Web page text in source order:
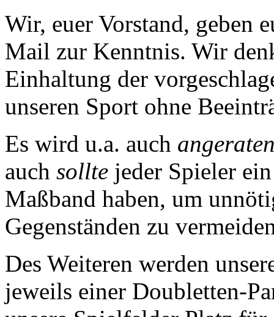
Wir, euer Vorstand, geben
Mail zur Kenntnis. Wir
Einhaltung der
unseren Sport ohne
Es wird u.a. auch
auch sollte jeder Spieler
Maßband haben, um
Gegenständen zu
Des Weiteren werden
jeweils einer Doubletten-